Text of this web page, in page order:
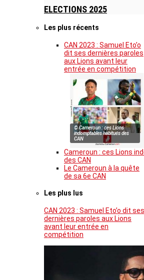
ELECTIONS 2025
Les plus récents
CAN 2023 : Samuel Eto’o
dit ses dernières paroles
aux Lions avant leur
entrée en compétition
© Cameroun : ces Lions
indomptables habitués des
CAN
Cameroun : ces Lions
des CAN
Le Cameroun à la quête
de sa 6e CAN
Les plus lus
CAN 2023 : Samuel Eto’o dit ses
dernières paroles aux Lions
avant leur entrée en
compétition